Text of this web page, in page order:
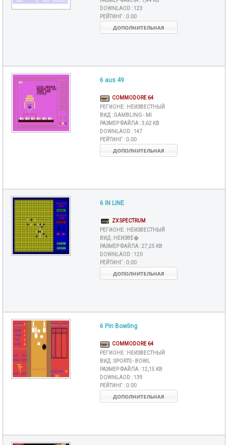
DOWNLAOD : 123
РЕЙТИНГ : 0.00
ДОПОЛНИТЕЛЬНАЯ
6 aus 49
COMMODORE 64
РЕГИОНЕ : НЕИЗВЕСТНЫЙ
ВИД : GAMBLING - MI
РАЗМЕР ФАЙЛА :3,62 KB
DOWNLAOD : 147
РЕЙТИНГ : 0.00
ДОПОЛНИТЕЛЬНАЯ
6 IN LINE
ZX SPECTRUM
РЕГИОНЕ : НЕИЗВЕСТНЫЙ
ВИД : НЕИЗВЕ�
РАЗМЕР ФАЙЛА :27,25 KB
DOWNLAOD : 120
РЕЙТИНГ : 0.00
ДОПОЛНИТЕЛЬНАЯ
6 Pin Bowling
COMMODORE 64
РЕГИОНЕ : НЕИЗВЕСТНЫЙ
ВИД :SPORTS - BOWL
РАЗМЕР ФАЙЛА : 12,15 KB
DOWNLAOD : 139
РЕЙТИНГ : 0.00
ДОПОЛНИТЕЛЬНАЯ